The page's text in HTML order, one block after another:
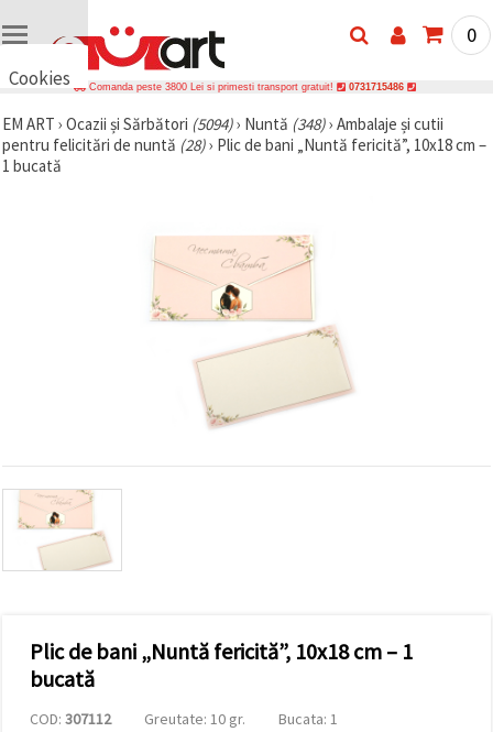
Cookies
vrem să vă
oferim
câteva
vizitele.
Puteți fi de
acord să
utilizați
toate
site!" Sau să
vă indicați
preferințele
selectând
0
Comanda peste 3800 Lei si primesti transport gratuit! 0731715486
EM ART › Ocazii și Sărbători (5094)› Nuntă (348)› Ambalaje și cutii
pentru felicitări de nuntă (28)› Plic de bani „Nuntă fericită”, 10x18 cm –
1 bucată
Plic de bani „Nuntă fericită”, 10x18 cm – 1
bucată
COD: 307112 Greutate: 10 gr.
Bucata: 1